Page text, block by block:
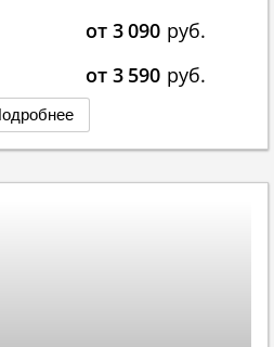
от 3 090 руб.
от 3 590 руб.